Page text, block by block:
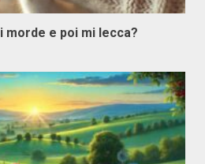
e poi mi lecca?